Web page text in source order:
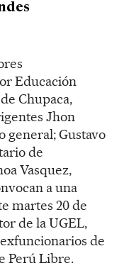
Educación
Chupaca,
Jhon
general; Gustavo
de
Vasquez,
a una
martes 20 de
de la UGEL,
de
Perú Libre.